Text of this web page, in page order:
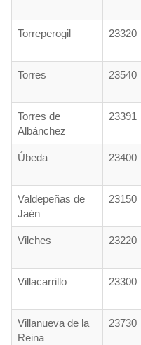
Torreperogil 23320
Torres 23540
Torres de
Albánchez
23391
Úbeda 23400
Valdepeñas de
Jaén
23150
Vilches 23220
Villacarrillo 23300
Villanueva de la
Reina
23730